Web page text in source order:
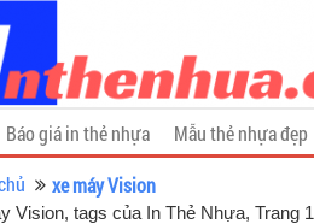
Báo giá in thẻ nhựa Mẫu thẻ nhựa đẹp
xe máy Vision
Vision, tags của In Thẻ Nhựa, Trang 1